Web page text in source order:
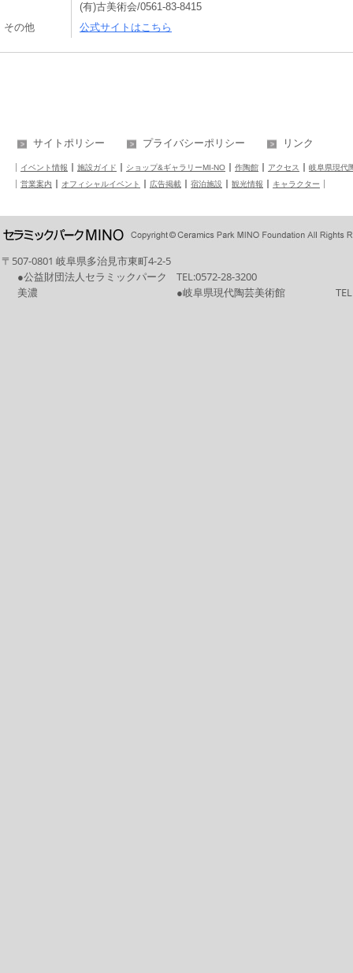
(有)古美術会/0561-83-8415
その他
公式サイトはこちら
サイトポリシー プライバシーポリシー リンク
イベント情報 施設ガイド ショップ&ギャラリーMI-NO 作陶館 アクセス
岐阜県現代
営業案内
オフィシャルイベント 広告掲載 宿泊施設 観光情報 キャラクター
〒507-0801 岐阜県多治見市東町4-2-5
●公益財団法人セラミックパーク
美濃
TEL:0572-28-3200
●岐阜県現代陶芸美術館